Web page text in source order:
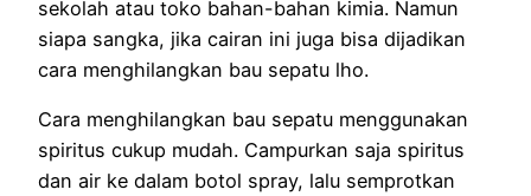
sekolah atau toko bahan-bahan kimia. Namun
siapa sangka, jika cairan ini juga bisa dijadikan
cara menghilangkan bau sepatu lho.
Cara menghilangkan bau sepatu menggunakan
spiritus cukup mudah. Campurkan saja spiritus
dan air ke dalam botol spray, lalu semprotkan